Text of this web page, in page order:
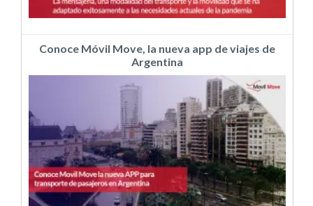
Conoce Móvil Move, la nueva app de viajes de
Argentina